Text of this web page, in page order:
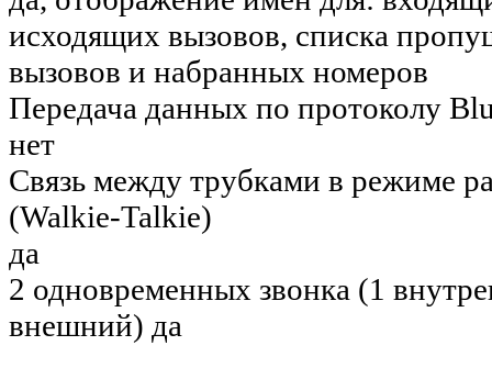
исходящих вызовов, списка
вызовов и набранных номеров
Передача данных по протоколу
нет
Связь между трубками в режиме
(Walkie-Talkie)
да
2 одновременных звонка (1
внешний) да